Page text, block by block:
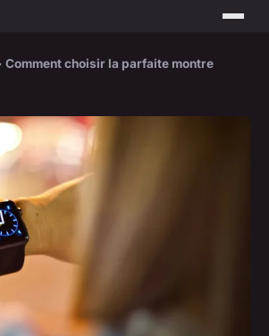
Comment choisir la parfaite montre